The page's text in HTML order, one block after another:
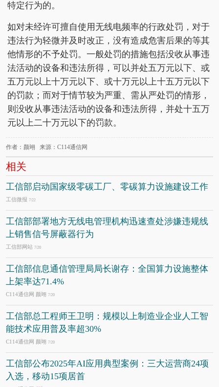
特定行为的。
如对未经许可擅自使用无线电频率的行政处罚，对于
违法行为轻微并及时改正，没有造成危害后果的等其
他情形的不予处罚。一般处罚的措施包括没收从事违
法活动的设备和违法所得，可以并处五万元以下、或
五万元以上十万元以下、或十万元以上十五万元以下
的罚款；而对于情节较为严重、需从严处罚的情形，
则没收从事违法活动的设备和违法所得，并处十五万
元以上二十万元以下的罚款。
作者：颜翊 来源：C114通信网
相关
工信部启动国家级零碳工厂、零碳算力设施建设工作
工信微报 7/22
工信部部署地方无线电管理机构迅速查处涉嫌违规线
上销售信号屏蔽器行为
工信部网站 7/20
工信部信息通信管理局局长谢存：全国算力设施整体
上架率达71.4%
C114通信网 颜翊 7/20
工信部总工程师王卫明：规模以上制造业企业人工智
能技术应用普及率超30%
C114通信网 颜翊 7/20
工信部公布2025年AI应用典型案例：三大运营商24项
入选，移动15项居首